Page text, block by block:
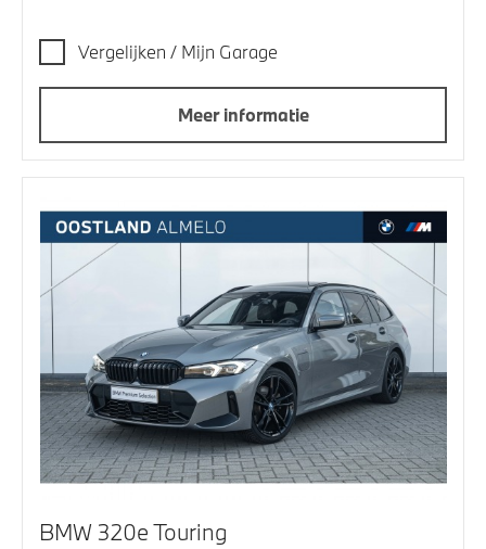
Vergelijken / Mijn Garage
Meer informatie
BMW 320e Touring